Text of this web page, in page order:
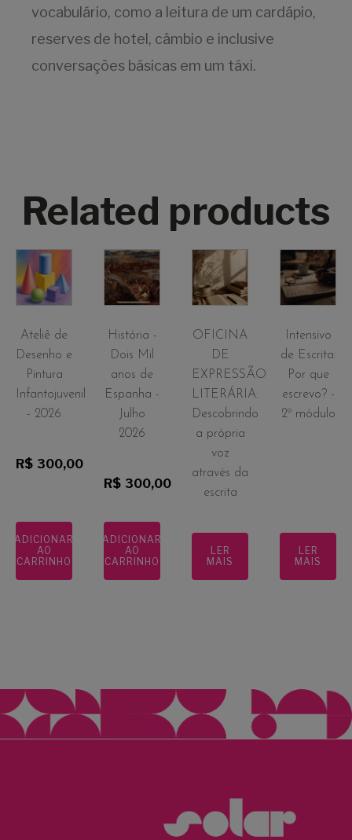
vocabulário, como a leitura de um cardápio,
reserves de hotel, câmbio e inclusive
conversações básicas em um táxi.
Related products
Ateliê de
Desenho e
Pintura
Infantojuvenil
- 2026
R$ 300,00
ADICIONAR
AO
CARRINHO
História -
Dois Mil
anos de
Espanha -
Julho
2026
R$ 300,00
ADICIONAR
AO
CARRINHO
OFICINA
DE
EXPRESSÃO
LITERÁRIA:
Descobrindo
a própria
voz
através da
escrita
LER
MAIS
Intensivo
de Escrita:
Por que
escrevo? -
2º módulo
LER
MAIS